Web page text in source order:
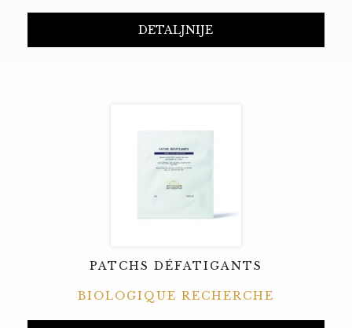
DETALJNIJE
PATCHS DÉFATIGANTS
BIOLOGIQUE RECHERCHE